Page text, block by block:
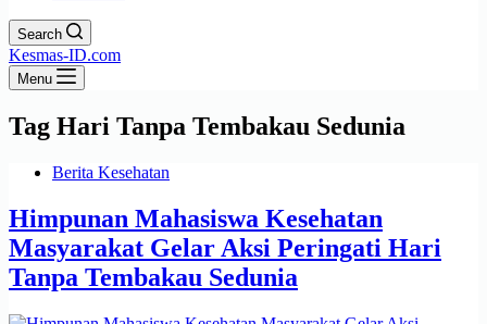
Search
Kesmas-ID.com
Menu
Tag Hari Tanpa Tembakau Sedunia
Berita Kesehatan
Himpunan Mahasiswa Kesehatan
Masyarakat Gelar Aksi Peringati Hari
Tanpa Tembakau Sedunia